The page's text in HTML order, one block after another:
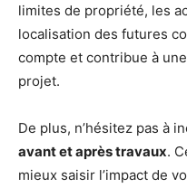
limites de propriété, les
localisation des futures
compte et contribue à
projet.
De plus, n’hésitez pas à
avant et après travaux.
mieux saisir l’impact de